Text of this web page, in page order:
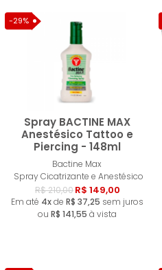
-29%
Spray BACTINE MAX
Anestésico Tattoo e
Piercing - 148ml
Bactine Max
Spray Cicatrizante e Anestésico
R$ 210,00R$ 149,00
Em até 4xde R$ 37,25 sem juros
ou R$ 141,55 à vista
Comprar